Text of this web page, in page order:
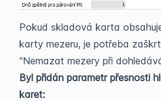
Pokud skladová karta
karty mezeru, je potřeba
“Nemazat mezery při
Byl přidán parametr přesnosti
karet: